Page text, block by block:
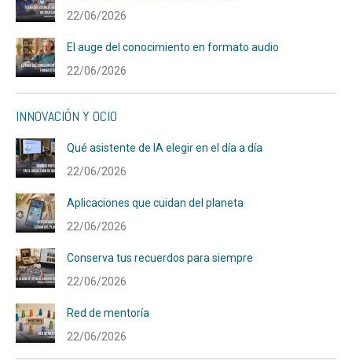
22/06/2026
El auge del conocimiento en formato audio
22/06/2026
INNOVACIÓN Y OCIO
Qué asistente de IA elegir en el día a día
22/06/2026
Aplicaciones que cuidan del planeta
22/06/2026
Conserva tus recuerdos para siempre
22/06/2026
Red de mentoría
22/06/2026